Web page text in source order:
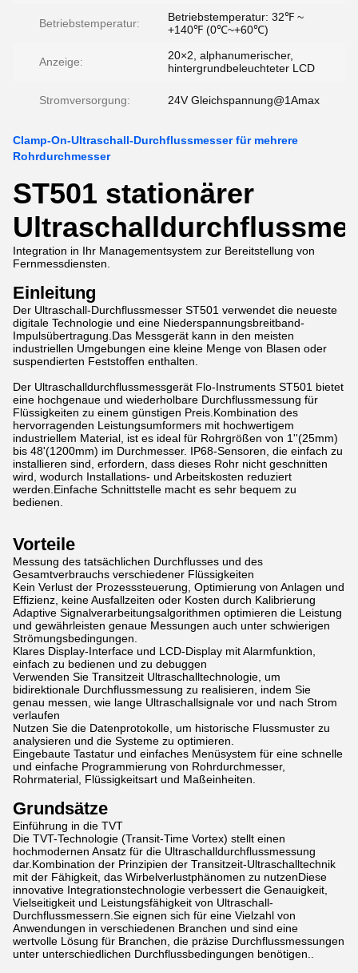
Betriebstemperatur:
Betriebstemperatur: 32℉ ~
+140℉ (0℃~+60℃)
Anzeige:
20×2, alphanumerischer,
hintergrundbeleuchteter LCD
Stromversorgung: 24V Gleichspannung@1Amax
Clamp-On-Ultraschall-Durchflussmesser für mehrere
Rohrdurchmesser
ST501 stationärer
Integration in Ihr Managementsystem zur Bereitstellung von
Fernmessdiensten.
Einleitung
Der Ultraschall-Durchflussmesser ST501 verwendet die neueste
digitale Technologie und eine Niederspannungsbreitband-
Impulsübertragung.Das Messgerät kann in den meisten
industriellen Umgebungen eine kleine Menge von Blasen oder
suspendierten Feststoffen enthalten.
Der Ultraschalldurchflussmessgerät Flo-Instruments ST501 bietet
eine hochgenaue und wiederholbare Durchflussmessung für
Flüssigkeiten zu einem günstigen Preis.Kombination des
hervorragenden Leistungsumformers mit hochwertigem
industriellem Material, ist es ideal für Rohrgrößen von 1''(25mm)
bis 48'(1200mm) im Durchmesser. IP68-Sensoren, die einfach zu
installieren sind, erfordern, dass dieses Rohr nicht geschnitten
wird, wodurch Installations- und Arbeitskosten reduziert
werden.Einfache Schnittstelle macht es sehr bequem zu
bedienen.
Vorteile
Messung des tatsächlichen Durchflusses und des
Gesamtverbrauchs verschiedener Flüssigkeiten
Kein Verlust der Prozesssteuerung, Optimierung von Anlagen und
Effizienz, keine Ausfallzeiten oder Kosten durch Kalibrierung
Adaptive Signalverarbeitungsalgorithmen optimieren die Leistung
und gewährleisten genaue Messungen auch unter schwierigen
Strömungsbedingungen.
Klares Display-Interface und LCD-Display mit Alarmfunktion,
einfach zu bedienen und zu debuggen
Verwenden Sie Transitzeit Ultraschalltechnologie, um
bidirektionale Durchflussmessung zu realisieren, indem Sie
genau messen, wie lange Ultraschallsignale vor und nach Strom
verlaufen
Nutzen Sie die Datenprotokolle, um historische Flussmuster zu
analysieren und die Systeme zu optimieren.
Eingebaute Tastatur und einfaches Menüsystem für eine schnelle
und einfache Programmierung von Rohrdurchmesser,
Rohrmaterial, Flüssigkeitsart und Maßeinheiten.
Grundsätze
Einführung in die TVT
Die TVT-Technologie (Transit-Time Vortex) stellt einen
hochmodernen Ansatz für die Ultraschalldurchflussmessung
dar.Kombination der Prinzipien der Transitzeit-Ultraschalltechnik
mit der Fähigkeit, das Wirbelverlustphänomen zu nutzenDiese
innovative Integrationstechnologie verbessert die Genauigkeit,
Vielseitigkeit und Leistungsfähigkeit von Ultraschall-
Durchflussmessern.Sie eignen sich für eine Vielzahl von
Anwendungen in verschiedenen Branchen und sind eine
wertvolle Lösung für Branchen, die präzise Durchflussmessungen
unter unterschiedlichen Durchflussbedingungen benötigen..